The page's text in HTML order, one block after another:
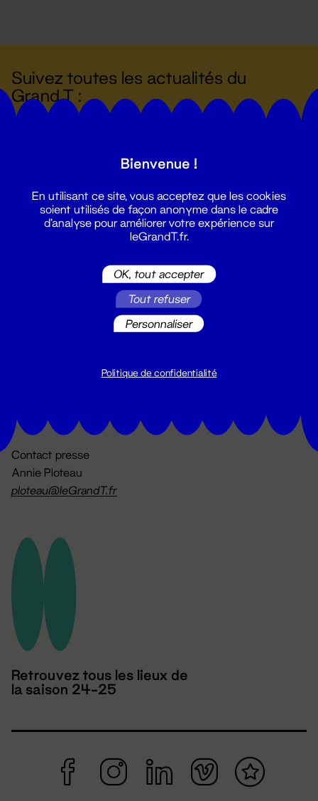
Suivez toutes les actualités du
Grand T :
billetterie@leGrandT.fr
Contact presse
Annie Ploteau
ploteau@leGrandT.fr
Retrouvez tous les lieux de
la saison 24-25
Bienvenue !
En utilisant ce site, vous acceptez que les cookies
soient utilisés de façon anonyme dans le cadre
d'analyse pour améliorer votre expérience sur
leGrandT.fr.
OK, tout accepter
Tout refuser
Personnaliser
Politique de confidentialité